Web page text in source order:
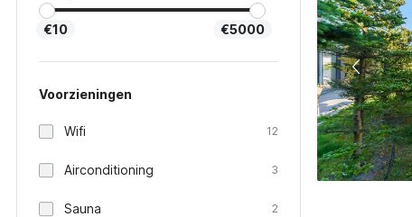
€10 €5000
Voorzieningen
Wifi 12
Airconditioning 3
Sauna 2